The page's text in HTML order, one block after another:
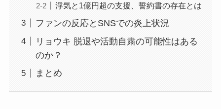
浮気と1億円超の支援、誓約書の存在とは
ファンの反応とSNSでの炎上状況
リョウキ 脱退や活動自粛の可能性はある
のか？
まとめ